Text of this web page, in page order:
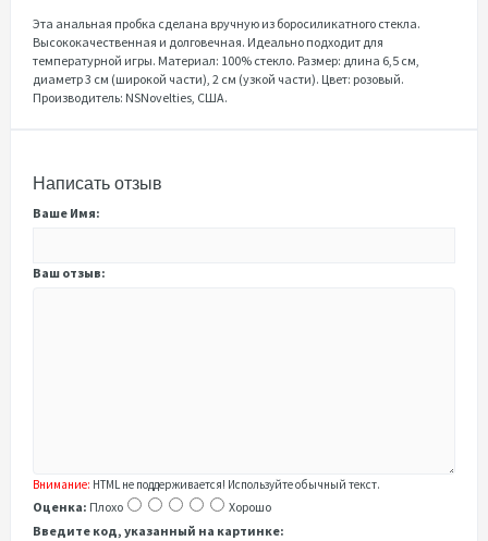
Эта анальная пробка сделана вручную из боросиликатного стекла.
Высококачественная и долговечная. Идеально подходит для
температурной игры. Материал: 100% стекло. Размер: длина 6,5 см,
диаметр 3 см (широкой части), 2 см (узкой части). Цвет: розовый.
Производитель: NSNovelties, США.
Написать отзыв
Ваше Имя:
Ваш отзыв:
Внимание: HTML не поддерживается! Используйте обычный текст.
Оценка: Плохо
Хорошо
Введите код, указанный на картинке: